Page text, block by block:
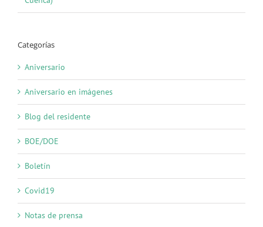
Categorías
Aniversario
Aniversario en imágenes
Blog del residente
BOE/DOE
Boletín
Covid19
Notas de prensa